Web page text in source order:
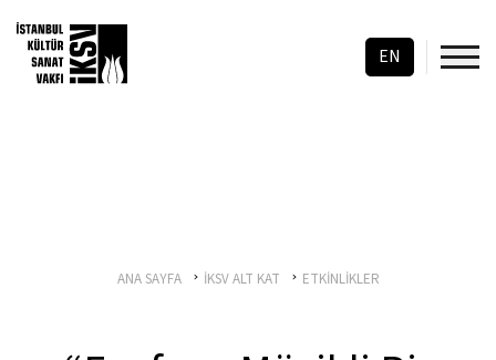
EN
ANA SAYFA İKSV ALT KAT ETKİNLİKLER